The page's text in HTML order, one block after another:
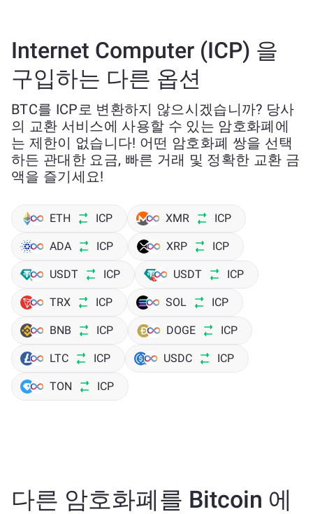
Internet Computer (ICP) 을
구입하는 다른 옵션
BTC를 ICP로 변환하지 않으시겠습니까? 당사
의 교환 서비스에 사용할 수 있는 암호화폐에
는 제한이 없습니다! 어떤 암호화폐 쌍을 선택
하든 관대한 요금, 빠른 거래 및 정확한 교환 금
액을 즐기세요!
ETH ICP XMR ICP
ADA ICP XRP ICP
USDT ICP USDT ICP
TRX ICP SOL ICP
BNB ICP DOGE ICP
LTC ICP USDC ICP
TON ICP
다른 암호화폐를 Bitcoin 에